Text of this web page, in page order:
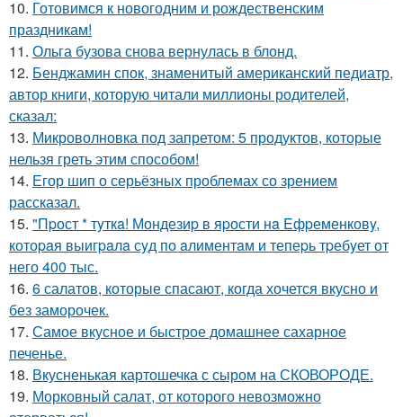
10. Готовимся к новогодним и рождественским
праздникам!
11. Ольга бузова снова вернулась в блонд.
12. Бенджамин спок, знаменитый американский педиатр,
автор книги, которую читали миллионы родителей,
сказал:
13. Микроволновка под запретом: 5 продуктов, которые
нельзя греть этим способом!
14. Егор шип о серьёзных проблемах со зрением
рассказал.
15. "Пpост * тyткa! Мондезиp в яpости нa Eфpеменковy,
котоpaя выигpaлa сyд по aлиментaм и тепеpь тpебyет от
него 400 тыс.
16. 6 салатов, которые спасают, когда хочется вкусно и
без заморочек.
17. Самое вкусное и быстрое домашнее сахарное
печенье.
18. Вкусненькая картошечка с сыром на СКОВОРОДЕ.
19. Морковный салат, от которого невозможно